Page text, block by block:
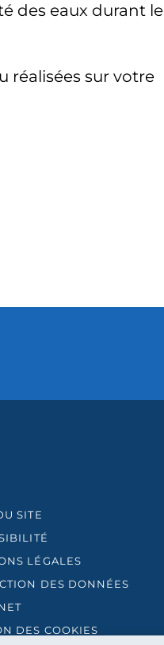
des eaux durant le
réalisées sur votre
SITE
LÉGALES
DES DONNÉES
DES COOKIES